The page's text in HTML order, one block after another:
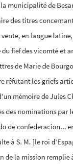
la municipalité de
des titres
vente, en langue
du fief des vicomté
de Marie de
réfutant les griefs
mémoire de Jules
des nominations par
de confederacion...
à S. M. [le roi
de la mission